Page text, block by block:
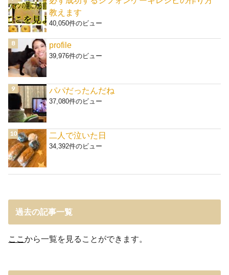
教えます
40,050件のビュー
profile
39,976件のビュー
パパだったんだね
37,080件のビュー
二人で泣いた日
34,392件のビュー
過去の記事一覧
ここから一覧を見ることができます。